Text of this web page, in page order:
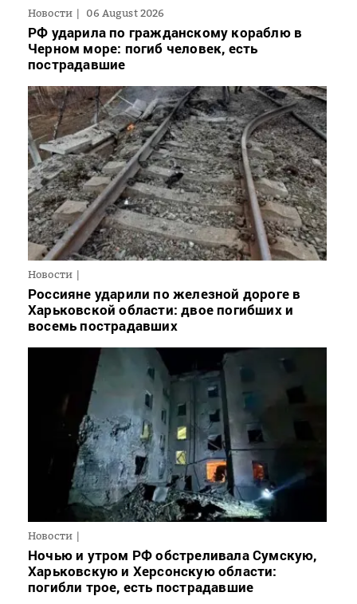
Новости 06 August 2026
РФ ударила по гражданскому кораблю в
Черном море: погиб человек, есть
пострадавшие
Новости
Россияне ударили по железной дороге в
Харьковской области: двое погибших и
восемь пострадавших
Новости
Ночью и утром РФ обстреливала Сумскую,
Харьковскую и Херсонскую области:
погибли трое, есть пострадавшие